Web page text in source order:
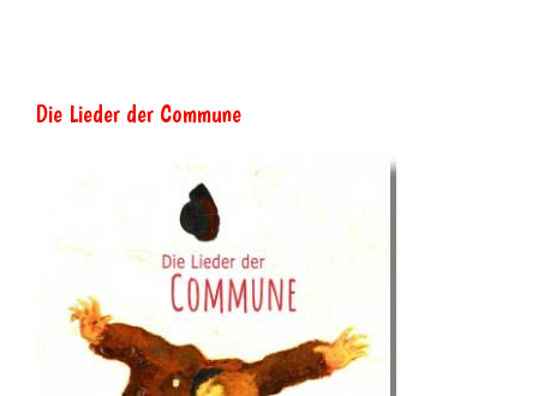
Die Lieder der Commune